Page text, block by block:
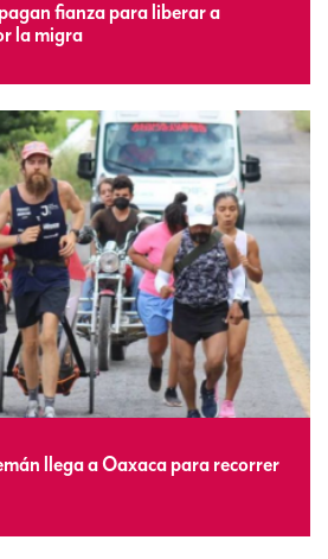
fianza para liberar a
la migra
llega a Oaxaca para recorrer